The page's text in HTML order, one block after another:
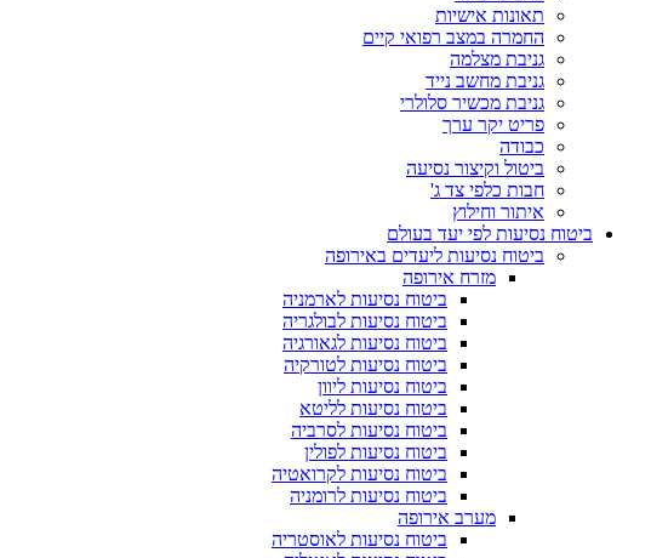
תאונות אישיות
החמרה במצב רפואי קיים
גניבת מצלמה
גניבת מחשב נייד
גניבת מכשיר סלולרי
פריט יקר ערך
כבודה
ביטול וקיצור נסיעה
חבות כלפי צד ג'
איתור וחילוץ
ביטוח נסיעות לפי יעד בעולם
ביטוח נסיעות ליעדים באירופה
מזרח אירופה
ביטוח נסיעות לארמניה
ביטוח נסיעות לבולגריה
ביטוח נסיעות לגאורגיה
ביטוח נסיעות לטורקיה
ביטוח נסיעות ליוון
ביטוח נסיעות לליטא
ביטוח נסיעות לסרביה
ביטוח נסיעות לפולין
ביטוח נסיעות לקרואטיה
ביטוח נסיעות לרומניה
מערב אירופה
ביטוח נסיעות לאוסטריה